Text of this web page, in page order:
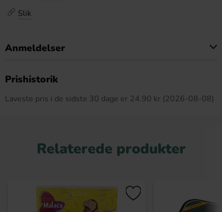
Slik
Anmeldelser
Prishistorik
Laveste pris i de sidste 30 dage er 24.90 kr (2026-08-08)
Relaterede produkter